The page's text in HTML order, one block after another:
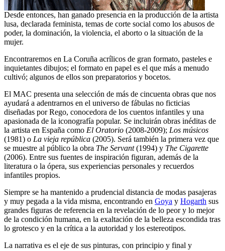
Desde entonces, han ganado presencia en la producción de la artista
lusa, declarada feminista, temas de corte social como los abusos de
poder, la dominación, la violencia, el aborto o la situación de la
mujer.
Encontraremos en La Coruña acrílicos de gran formato, pasteles e
inquietantes dibujos; el formato en papel es el que más a menudo
cultivó; algunos de ellos son preparatorios y bocetos.
El MAC presenta una selección de más de cincuenta obras que nos
ayudará a adentrarnos en el universo de fábulas no ficticias
diseñadas por Rego, conocedora de los cuentos infantiles y una
apasionada de la iconografía popular. Se incluirán obras inéditas de
la artista en España como El Oratorio (2008-2009); Los músicos
(1981) o La vieja república (2005). Será también la primera vez que
se muestre al público la obra The Servant(1994) y The Cigarette
(2006). Entre sus fuentes de inspiración figuran, además de la
literatura o la ópera, sus experiencias personales y recuerdos
infantiles propios.
Siempre se ha mantenido a prudencial distancia de modas pasajeras
y muy pegada a la vida misma, encontrando en Goya y Hogarth sus
grandes figuras de referencia en la revelación de lo peor y lo mejor
de la condición humana, en la exaltación de la belleza escondida tras
lo grotesco y en la crítica a la autoridad y los estereotipos.
La narrativa es el eje de sus pinturas, con principio y final y